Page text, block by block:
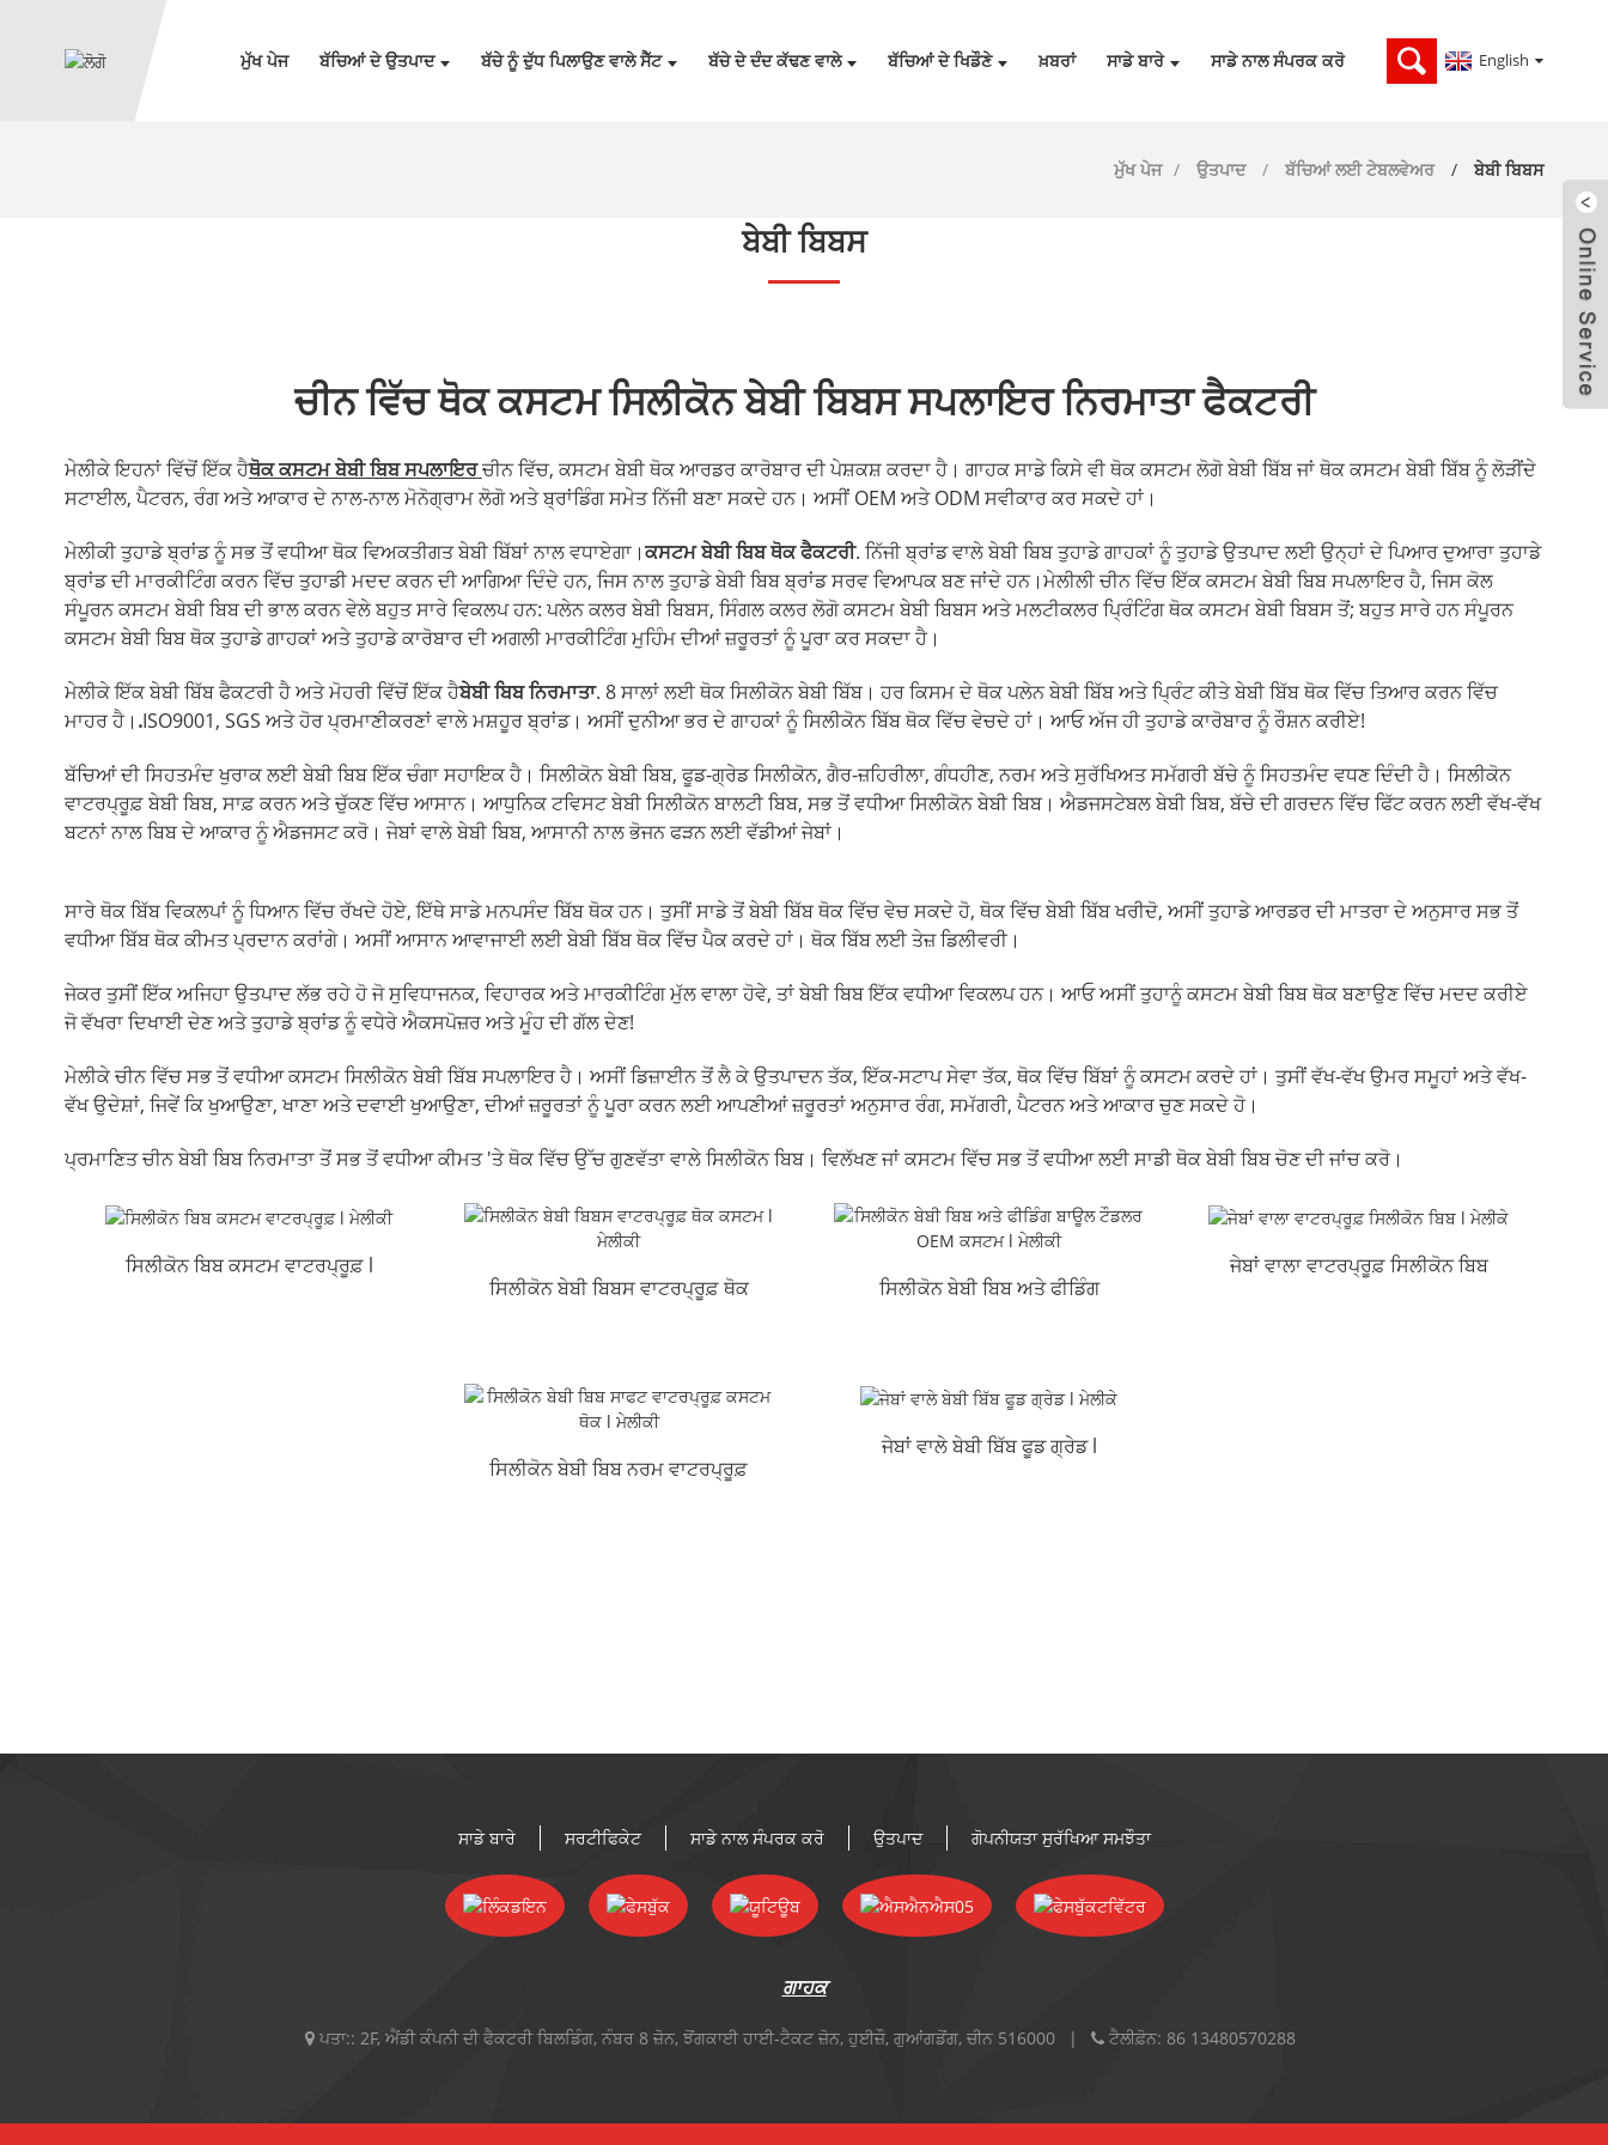
ਮੁੱਖ ਪੇਜ ਬੱਚਿਆਂ ਦੇ ਉਤਪਾਦ ਬੱਚੇ ਨੂੰ ਦੁੱਧ ਪਿਲਾਉਣ ਵਾਲੇ ਸੈੱਟ ਬੱਚੇ ਦੇ ਦੰਦ ਕੱਢਣ ਵਾਲੇ ਬੱਚਿਆਂ ਦੇ ਖਿਡੌਣੇ ਖ਼ਬਰਾਂ ਸਾਡੇ ਬਾਰੇ ਸਾਡੇ ਨਾਲ ਸੰਪਰਕ ਕਰੋ English
ਮੁੱਖ ਪੇਜ ਉਤਪਾਦ ਬੱਚਿਆਂ ਲਈ ਟੇਬਲਵੇਅਰ ਬੇਬੀ ਬਿਬਸ
ਬੇਬੀ ਬਿਬਸ
ਚੀਨ ਵਿੱਚ ਥੋਕ ਕਸਟਮ ਸਿਲੀਕੋਨ ਬੇਬੀ ਬਿਬਸ ਸਪਲਾਇਰ ਨਿਰਮਾਤਾ ਫੈਕਟਰੀ
ਮੇਲੀਕੇ ਇਹਨਾਂ ਵਿੱਚੋਂ ਇੱਕ ਹੈਥੋਕ ਕਸਟਮ ਬੇਬੀ ਬਿਬ ਸਪਲਾਇਰਚੀਨ ਵਿੱਚ, ਕਸਟਮ ਬੇਬੀ ਥੋਕ ਆਰਡਰ ਕਾਰੋਬਾਰ ਦੀ ਪੇਸ਼ਕਸ਼ ਕਰਦਾ ਹੈ। ਗਾਹਕ ਸਾਡੇ ਕਿਸੇ ਵੀ ਥੋਕ ਕਸਟਮ ਲੋਗੋ ਬੇਬੀ ਬਿੱਬ ਜਾਂ ਥੋਕ ਕਸਟਮ ਬੇਬੀ ਬਿੱਬ ਨੂੰ ਲੋੜੀਂਦੇ
ਸਟਾਈਲ, ਪੈਟਰਨ, ਰੰਗ ਅਤੇ ਆਕਾਰ ਦੇ ਨਾਲ-ਨਾਲ ਮੋਨੋਗ੍ਰਾਮ ਲੋਗੋ ਅਤੇ ਬ੍ਰਾਂਡਿੰਗ ਸਮੇਤ ਨਿੱਜੀ ਬਣਾ ਸਕਦੇ ਹਨ। ਅਸੀਂ OEM ਅਤੇ ODM ਸਵੀਕਾਰ ਕਰ ਸਕਦੇ ਹਾਂ।
ਮੇਲੀਕੀ ਤੁਹਾਡੇ ਬ੍ਰਾਂਡ ਨੂੰ ਸਭ ਤੋਂ ਵਧੀਆ ਥੋਕ ਵਿਅਕਤੀਗਤ ਬੇਬੀ ਬਿੱਬਾਂ ਨਾਲ ਵਧਾਏਗਾ।ਕਸਟਮ ਬੇਬੀ ਬਿਬ ਥੋਕ ਫੈਕਟਰੀ. ਨਿੱਜੀ ਬ੍ਰਾਂਡ ਵਾਲੇ ਬੇਬੀ ਬਿਬ ਤੁਹਾਡੇ ਗਾਹਕਾਂ ਨੂੰ ਤੁਹਾਡੇ ਉਤਪਾਦ ਲਈ ਉਨ੍ਹਾਂ ਦੇ ਪਿਆਰ ਦੁਆਰਾ ਤੁਹਾਡੇ
ਬ੍ਰਾਂਡ ਦੀ ਮਾਰਕੀਟਿੰਗ ਕਰਨ ਵਿੱਚ ਤੁਹਾਡੀ ਮਦਦ ਕਰਨ ਦੀ ਆਗਿਆ ਦਿੰਦੇ ਹਨ, ਜਿਸ ਨਾਲ ਤੁਹਾਡੇ ਬੇਬੀ ਬਿਬ ਬ੍ਰਾਂਡ ਸਰਵ ਵਿਆਪਕ ਬਣ ਜਾਂਦੇ ਹਨ।ਮੇਲੀਲੀ ਚੀਨ ਵਿੱਚ ਇੱਕ ਕਸਟਮ ਬੇਬੀ ਬਿਬ ਸਪਲਾਇਰ ਹੈ, ਜਿਸ ਕੋਲ
ਸੰਪੂਰਨ ਕਸਟਮ ਬੇਬੀ ਬਿਬ ਦੀ ਭਾਲ ਕਰਨ ਵੇਲੇ ਬਹੁਤ ਸਾਰੇ ਵਿਕਲਪ ਹਨ: ਪਲੇਨ ਕਲਰ ਬੇਬੀ ਬਿਬਸ, ਸਿੰਗਲ ਕਲਰ ਲੋਗੋ ਕਸਟਮ ਬੇਬੀ ਬਿਬਸ ਅਤੇ ਮਲਟੀਕਲਰ ਪ੍ਰਿੰਟਿੰਗ ਥੋਕ ਕਸਟਮ ਬੇਬੀ ਬਿਬਸ ਤੋਂ; ਬਹੁਤ ਸਾਰੇ ਹਨ ਸੰਪੂਰਨ
ਕਸਟਮ ਬੇਬੀ ਬਿਬ ਥੋਕ ਤੁਹਾਡੇ ਗਾਹਕਾਂ ਅਤੇ ਤੁਹਾਡੇ ਕਾਰੋਬਾਰ ਦੀ ਅਗਲੀ ਮਾਰਕੀਟਿੰਗ ਮੁਹਿੰਮ ਦੀਆਂ ਜ਼ਰੂਰਤਾਂ ਨੂੰ ਪੂਰਾ ਕਰ ਸਕਦਾ ਹੈ।
ਮੇਲੀਕੇ ਇੱਕ ਬੇਬੀ ਬਿੱਬ ਫੈਕਟਰੀ ਹੈ ਅਤੇ ਮੋਹਰੀ ਵਿੱਚੋਂ ਇੱਕ ਹੈਬੇਬੀ ਬਿਬ ਨਿਰਮਾਤਾ. 8 ਸਾਲਾਂ ਲਈ ਥੋਕ ਸਿਲੀਕੋਨ ਬੇਬੀ ਬਿੱਬ। ਹਰ ਕਿਸਮ ਦੇ ਥੋਕ ਪਲੇਨ ਬੇਬੀ ਬਿੱਬ ਅਤੇ ਪ੍ਰਿੰਟ ਕੀਤੇ ਬੇਬੀ ਬਿੱਬ ਥੋਕ ਵਿੱਚ ਤਿਆਰ ਕਰਨ ਵਿੱਚ
ਮਾਹਰ ਹੈ। .ISO9001, SGS ਅਤੇ ਹੋਰ ਪ੍ਰਮਾਣੀਕਰਣਾਂ ਵਾਲੇ ਮਸ਼ਹੂਰ ਬ੍ਰਾਂਡ। ਅਸੀਂ ਦੁਨੀਆ ਭਰ ਦੇ ਗਾਹਕਾਂ ਨੂੰ ਸਿਲੀਕੋਨ ਬਿੱਬ ਥੋਕ ਵਿੱਚ ਵੇਚਦੇ ਹਾਂ। ਆਓ ਅੱਜ ਹੀ ਤੁਹਾਡੇ ਕਾਰੋਬਾਰ ਨੂੰ ਰੌਸ਼ਨ ਕਰੀਏ!
ਬੱਚਿਆਂ ਦੀ ਸਿਹਤਮੰਦ ਖੁਰਾਕ ਲਈ ਬੇਬੀ ਬਿਬ ਇੱਕ ਚੰਗਾ ਸਹਾਇਕ ਹੈ। ਸਿਲੀਕੋਨ ਬੇਬੀ ਬਿਬ, ਫੂਡ-ਗ੍ਰੇਡ ਸਿਲੀਕੋਨ, ਗੈਰ-ਜ਼ਹਿਰੀਲਾ, ਗੰਧਹੀਣ, ਨਰਮ ਅਤੇ ਸੁਰੱਖਿਅਤ ਸਮੱਗਰੀ ਬੱਚੇ ਨੂੰ ਸਿਹਤਮੰਦ ਵਧਣ ਦਿੰਦੀ ਹੈ। ਸਿਲੀਕੋਨ
ਵਾਟਰਪ੍ਰੂਫ਼ ਬੇਬੀ ਬਿਬ, ਸਾਫ਼ ਕਰਨ ਅਤੇ ਚੁੱਕਣ ਵਿੱਚ ਆਸਾਨ। ਆਧੁਨਿਕ ਟਵਿਸਟ ਬੇਬੀ ਸਿਲੀਕੋਨ ਬਾਲਟੀ ਬਿਬ, ਸਭ ਤੋਂ ਵਧੀਆ ਸਿਲੀਕੋਨ ਬੇਬੀ ਬਿਬ। ਐਡਜਸਟੇਬਲ ਬੇਬੀ ਬਿਬ, ਬੱਚੇ ਦੀ ਗਰਦਨ ਵਿੱਚ ਫਿੱਟ ਕਰਨ ਲਈ ਵੱਖ-ਵੱਖ
ਬਟਨਾਂ ਨਾਲ ਬਿਬ ਦੇ ਆਕਾਰ ਨੂੰ ਐਡਜਸਟ ਕਰੋ। ਜੇਬਾਂ ਵਾਲੇ ਬੇਬੀ ਬਿਬ, ਆਸਾਨੀ ਨਾਲ ਭੋਜਨ ਫੜਨ ਲਈ ਵੱਡੀਆਂ ਜੇਬਾਂ।
ਸਾਰੇ ਥੋਕ ਬਿੱਬ ਵਿਕਲਪਾਂ ਨੂੰ ਧਿਆਨ ਵਿੱਚ ਰੱਖਦੇ ਹੋਏ, ਇੱਥੇ ਸਾਡੇ ਮਨਪਸੰਦ ਬਿੱਬ ਥੋਕ ਹਨ। ਤੁਸੀਂ ਸਾਡੇ ਤੋਂ ਬੇਬੀ ਬਿੱਬ ਥੋਕ ਵਿੱਚ ਵੇਚ ਸਕਦੇ ਹੋ, ਥੋਕ ਵਿੱਚ ਬੇਬੀ ਬਿੱਬ ਖਰੀਦੋ, ਅਸੀਂ ਤੁਹਾਡੇ ਆਰਡਰ ਦੀ ਮਾਤਰਾ ਦੇ ਅਨੁਸਾਰ ਸਭ ਤੋਂ
ਵਧੀਆ ਬਿੱਬ ਥੋਕ ਕੀਮਤ ਪ੍ਰਦਾਨ ਕਰਾਂਗੇ। ਅਸੀਂ ਆਸਾਨ ਆਵਾਜਾਈ ਲਈ ਬੇਬੀ ਬਿੱਬ ਥੋਕ ਵਿੱਚ ਪੈਕ ਕਰਦੇ ਹਾਂ। ਥੋਕ ਬਿੱਬ ਲਈ ਤੇਜ਼ ਡਿਲੀਵਰੀ।
ਜੇਕਰ ਤੁਸੀਂ ਇੱਕ ਅਜਿਹਾ ਉਤਪਾਦ ਲੱਭ ਰਹੇ ਹੋ ਜੋ ਸੁਵਿਧਾਜਨਕ, ਵਿਹਾਰਕ ਅਤੇ ਮਾਰਕੀਟਿੰਗ ਮੁੱਲ ਵਾਲਾ ਹੋਵੇ, ਤਾਂ ਬੇਬੀ ਬਿਬ ਇੱਕ ਵਧੀਆ ਵਿਕਲਪ ਹਨ। ਆਓ ਅਸੀਂ ਤੁਹਾਨੂੰ ਕਸਟਮ ਬੇਬੀ ਬਿਬ ਥੋਕ ਬਣਾਉਣ ਵਿੱਚ ਮਦਦ ਕਰੀਏ
ਜੋ ਵੱਖਰਾ ਦਿਖਾਈ ਦੇਣ ਅਤੇ ਤੁਹਾਡੇ ਬ੍ਰਾਂਡ ਨੂੰ ਵਧੇਰੇ ਐਕਸਪੋਜ਼ਰ ਅਤੇ ਮੂੰਹ ਦੀ ਗੱਲ ਦੇਣ!
ਮੇਲੀਕੇ ਚੀਨ ਵਿੱਚ ਸਭ ਤੋਂ ਵਧੀਆ ਕਸਟਮ ਸਿਲੀਕੋਨ ਬੇਬੀ ਬਿੱਬ ਸਪਲਾਇਰ ਹੈ। ਅਸੀਂ ਡਿਜ਼ਾਈਨ ਤੋਂ ਲੈ ਕੇ ਉਤਪਾਦਨ ਤੱਕ, ਇੱਕ-ਸਟਾਪ ਸੇਵਾ ਤੱਕ, ਥੋਕ ਵਿੱਚ ਬਿੱਬਾਂ ਨੂੰ ਕਸਟਮ ਕਰਦੇ ਹਾਂ। ਤੁਸੀਂ ਵੱਖ-ਵੱਖ ਉਮਰ ਸਮੂਹਾਂ ਅਤੇ ਵੱਖ-
ਵੱਖ ਉਦੇਸ਼ਾਂ, ਜਿਵੇਂ ਕਿ ਖੁਆਉਣਾ, ਖਾਣਾ ਅਤੇ ਦਵਾਈ ਖੁਆਉਣਾ, ਦੀਆਂ ਜ਼ਰੂਰਤਾਂ ਨੂੰ ਪੂਰਾ ਕਰਨ ਲਈ ਆਪਣੀਆਂ ਜ਼ਰੂਰਤਾਂ ਅਨੁਸਾਰ ਰੰਗ, ਸਮੱਗਰੀ, ਪੈਟਰਨ ਅਤੇ ਆਕਾਰ ਚੁਣ ਸਕਦੇ ਹੋ।
ਪ੍ਰਮਾਣਿਤ ਚੀਨ ਬੇਬੀ ਬਿਬ ਨਿਰਮਾਤਾ ਤੋਂ ਸਭ ਤੋਂ ਵਧੀਆ ਕੀਮਤ 'ਤੇ ਥੋਕ ਵਿੱਚ ਉੱਚ ਗੁਣਵੱਤਾ ਵਾਲੇ ਸਿਲੀਕੋਨ ਬਿਬ। ਵਿਲੱਖਣ ਜਾਂ ਕਸਟਮ ਵਿੱਚ ਸਭ ਤੋਂ ਵਧੀਆ ਲਈ ਸਾਡੀ ਥੋਕ ਬੇਬੀ ਬਿਬ ਚੋਣ ਦੀ ਜਾਂਚ ਕਰੋ।
ਸਿਲੀਕੋਨ ਬਿਬ ਕਸਟਮ ਵਾਟਰਪ੍ਰੂਫ਼ l
ਸਿਲੀਕੋਨ ਬੇਬੀ ਬਿਬਸ ਵਾਟਰਪ੍ਰੂਫ਼ ਥੋਕ
ਸਿਲੀਕੋਨ ਬੇਬੀ ਬਿਬ ਅਤੇ ਫੀਡਿੰਗ
ਜੇਬਾਂ ਵਾਲਾ ਵਾਟਰਪ੍ਰੂਫ਼ ਸਿਲੀਕੋਨ ਬਿਬ
ਸਿਲੀਕੋਨ ਬੇਬੀ ਬਿਬ ਨਰਮ ਵਾਟਰਪ੍ਰੂਫ਼
ਜੇਬਾਂ ਵਾਲੇ ਬੇਬੀ ਬਿੱਬ ਫੂਡ ਗ੍ਰੇਡ l
ਸਾਡੇ ਬਾਰੇ ਸਰਟੀਫਿਕੇਟ ਸਾਡੇ ਨਾਲ ਸੰਪਰਕ ਕਰੋ ਉਤਪਾਦ ਗੋਪਨੀਯਤਾ ਸੁਰੱਖਿਆ ਸਮਝੌਤਾ
ਗਾਹਕ
ਪਤਾ:: 2F, ਐਂਡੀ ਕੰਪਨੀ ਦੀ ਫੈਕਟਰੀ ਬਿਲਡਿੰਗ, ਨੰਬਰ 8 ਜ਼ੋਨ, ਝੋਂਗਕਾਈ ਹਾਈ-ਟੈਕਟ ਜ਼ੋਨ, ਹੁਈਜ਼ੌ, ਗੁਆਂਗਡੋਂਗ, ਚੀਨ 516000 ਟੈਲੀਫ਼ੋਨ: 86 13480570288